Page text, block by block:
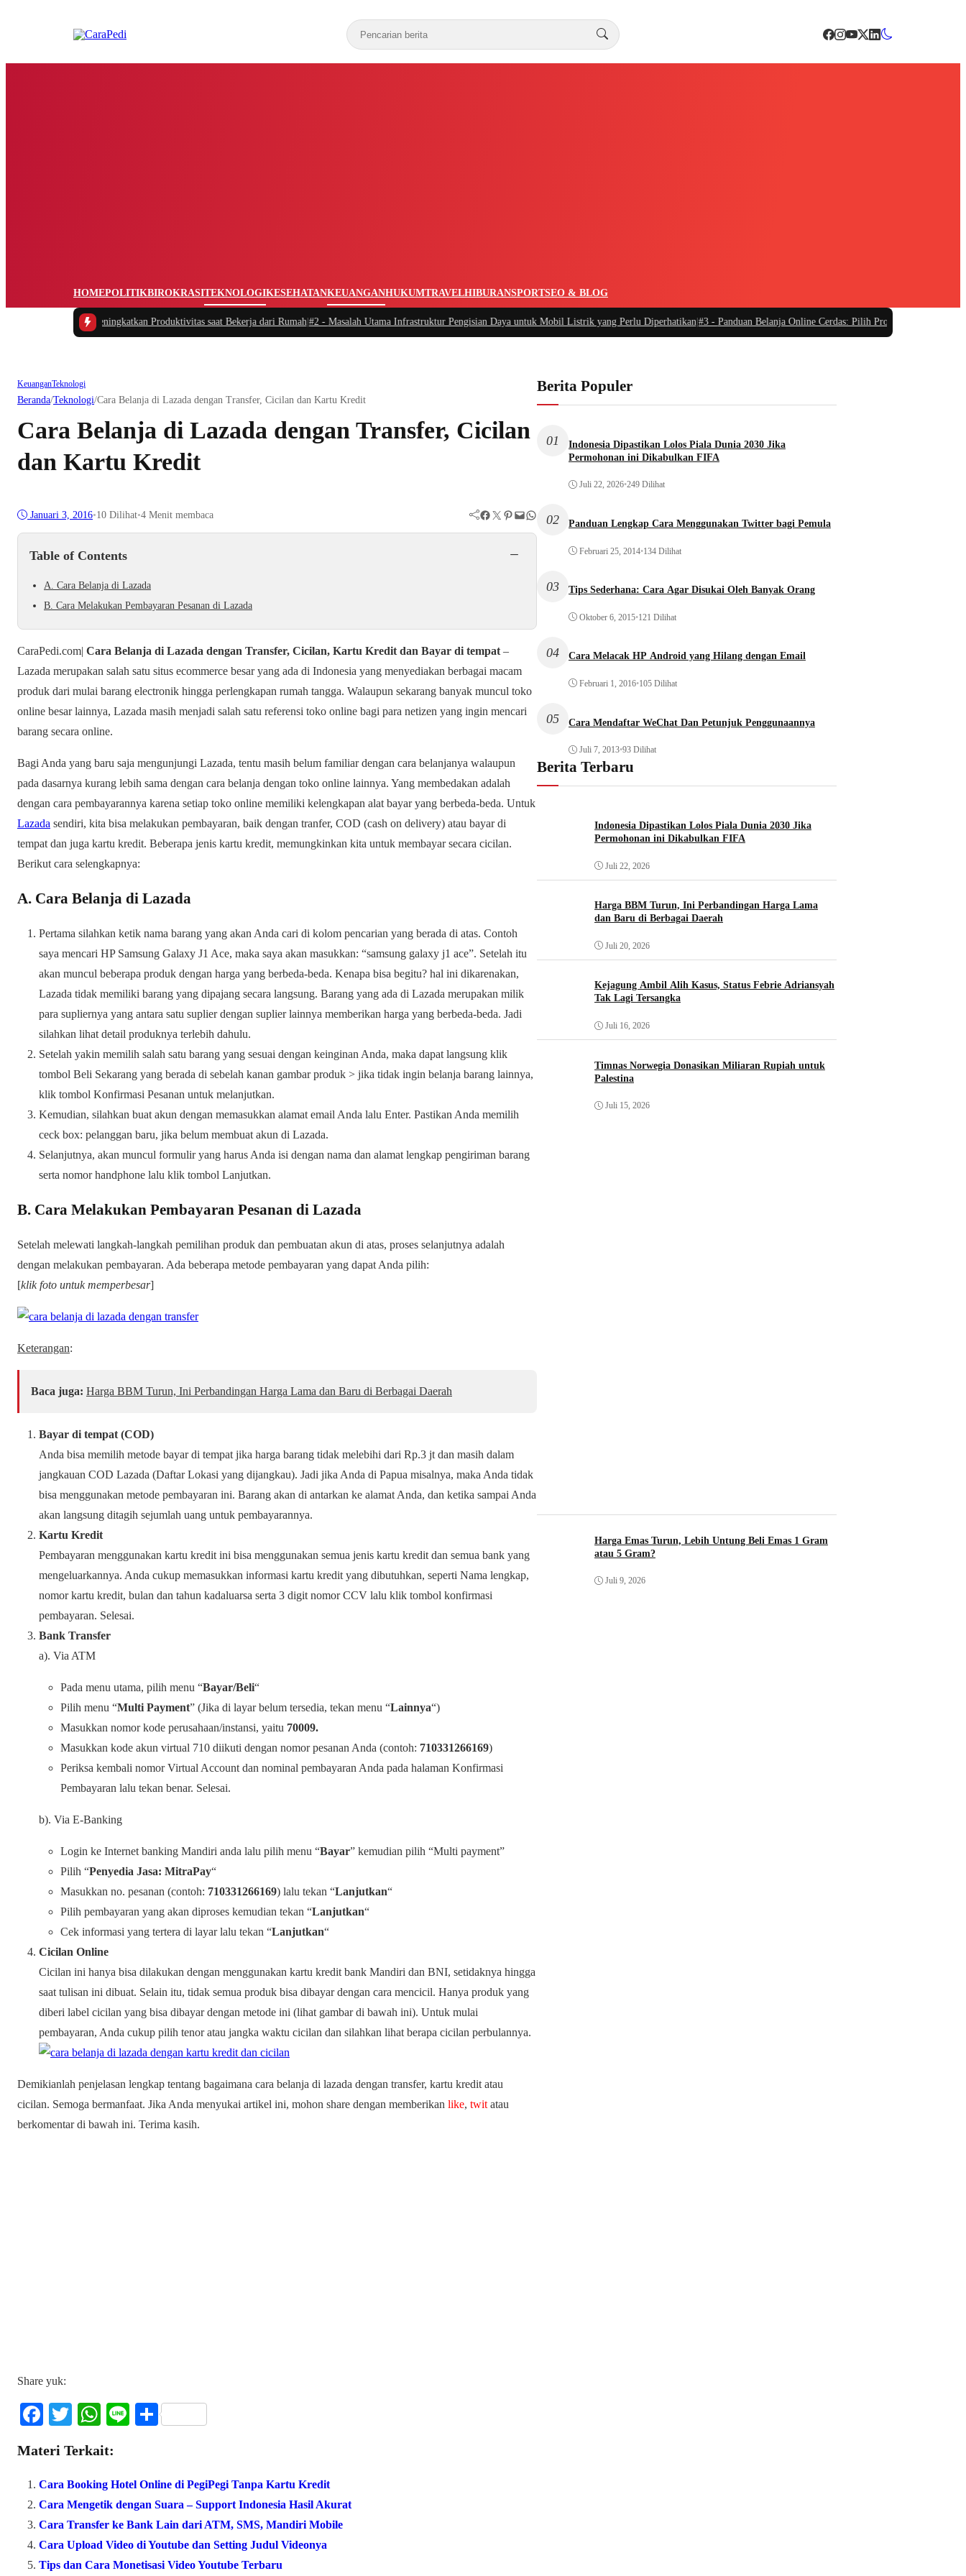
HOMEPOLITIKBIROKRASITEKNOLOGIKESEHATANKEUANGANHUKUMTRAVELHIBURANSPORTSEO & BLOG
Waktu dan Meningkatkan Produktivitas saat Bekerja dari Rumah|#2 - Masalah Utama Infrastruktur Pengisian Daya untuk Mobil Listrik yang Perlu Diperhatikan|#3 - Panduan Belanja Online Cerdas: Pilih Produk dengan Bijak dan
KeuanganTeknologi
Beranda/Teknologi/Cara Belanja di Lazada dengan Transfer, Cicilan dan Kartu Kredit
Cara Belanja di Lazada dengan Transfer, Cicilan
dan Kartu Kredit
Januari 3, 2016•10 Dilihat•4 Menit membaca Facebook Twitter Pinterest Mail WhatsApp
Table of Contents −
A. Cara Belanja di Lazada
B. Cara Melakukan Pembayaran Pesanan di Lazada
CaraPedi.com| Cara Belanja di Lazada dengan Transfer, Cicilan, Kartu Kredit dan Bayar di tempat–
Lazada merupakan salah satu situs ecommerce besar yang ada di Indonesia yang menyediakan berbagai macam
produk dari mulai barang electronik hingga perlengkapan rumah tangga. Walaupun sekarang banyak muncul toko
online besar lainnya, Lazada masih menjadi salah satu referensi toko online bagi para netizen yang ingin mencari
barang secara online.
Bagi Anda yang baru saja mengunjungi Lazada, tentu masih belum familiar dengan cara belanjanya walaupun
pada dasarnya kurang lebih sama dengan cara belanja dengan toko online lainnya. Yang membedakan adalah
dengan cara pembayarannya karena setiap toko online memiliki kelengkapan alat bayar yang berbeda-beda. Untuk
Lazada sendiri, kita bisa melakukan pembayaran, baik dengan tranfer, COD (cash on delivery) atau bayar di
tempat dan juga kartu kredit. Beberapa jenis kartu kredit, memungkinkan kita untuk membayar secara cicilan.
Berikut cara selengkapnya:
A. Cara Belanja di Lazada
Pertama silahkan ketik nama barang yang akan Anda cari di kolom pencarian yang berada di atas. Contoh
saya mencari HP Samsung Galaxy J1 Ace, maka saya akan masukkan: “samsung galaxy j1 ace”. Setelah itu
akan muncul beberapa produk dengan harga yang berbeda-beda. Kenapa bisa begitu? hal ini dikarenakan,
Lazada tidak memiliki barang yang dipajang secara langsung. Barang yang ada di Lazada merupakan milik
para supliernya yang antara satu suplier dengan suplier lainnya memberikan harga yang berbeda-beda. Jadi
silahkan lihat detail produknya terlebih dahulu.
Setelah yakin memilih salah satu barang yang sesuai dengan keinginan Anda, maka dapat langsung klik
tombol Beli Sekarang yang berada di sebelah kanan gambar produk > jika tidak ingin belanja barang lainnya,
klik tombol Konfirmasi Pesanan untuk melanjutkan.
Kemudian, silahkan buat akun dengan memasukkan alamat email Anda lalu Enter. Pastikan Anda memilih
ceck box: pelanggan baru, jika belum membuat akun di Lazada.
Selanjutnya, akan muncul formulir yang harus Anda isi dengan nama dan alamat lengkap pengiriman barang
serta nomor handphone lalu klik tombol Lanjutkan.
B. Cara Melakukan Pembayaran Pesanan di Lazada
Setelah melewati langkah-langkah pemilihan produk dan pembuatan akun di atas, proses selanjutnya adalah
dengan melakukan pembayaran. Ada beberapa metode pembayaran yang dapat Anda pilih:
[klik foto untuk memperbesar]
Keterangan:
Baca juga: Harga BBM Turun, Ini Perbandingan Harga Lama dan Baru di Berbagai Daerah
Bayar di tempat (COD)
Anda bisa memilih metode bayar di tempat jika harga barang tidak melebihi dari Rp.3 jt dan masih dalam
jangkauan COD Lazada (Daftar Lokasi yang dijangkau). Jadi jika Anda di Papua misalnya, maka Anda tidak
bisa menggunakan metode pembayaran ini. Barang akan di antarkan ke alamat Anda, dan ketika sampai Anda
akan langsung ditagih sejumlah uang untuk pembayarannya.
Kartu Kredit
Pembayaran menggunakan kartu kredit ini bisa menggunakan semua jenis kartu kredit dan semua bank yang
mengeluarkannya. Anda cukup memasukkan informasi kartu kredit yang dibutuhkan, seperti Nama lengkap,
nomor kartu kredit, bulan dan tahun kadaluarsa serta 3 digit nomor CCV lalu klik tombol konfirmasi
pembayaran. Selesai.
Bank Transfer
a). Via ATM
Pada menu utama, pilih menu “Bayar/Beli“
Pilih menu “Multi Payment” (Jika di layar belum tersedia, tekan menu “Lainnya“)
Masukkan nomor kode perusahaan/instansi, yaitu 70009.
Masukkan kode akun virtual 710 diikuti dengan nomor pesanan Anda (contoh: 710331266169)
Periksa kembali nomor Virtual Account dan nominal pembayaran Anda pada halaman Konfirmasi
Pembayaran lalu tekan benar. Selesai.
b). Via E-Banking
Login ke Internet banking Mandiri anda lalu pilih menu “Bayar” kemudian pilih “Multi payment”
Pilih “Penyedia Jasa: MitraPay“
Masukkan no. pesanan (contoh: 710331266169) lalu tekan “Lanjutkan“
Pilih pembayaran yang akan diproses kemudian tekan “Lanjutkan“
Cek informasi yang tertera di layar lalu tekan “Lanjutkan“
Cicilan Online
Cicilan ini hanya bisa dilakukan dengan menggunakan kartu kredit bank Mandiri dan BNI, setidaknya hingga
saat tulisan ini dibuat. Selain itu, tidak semua produk bisa dibayar dengan cara mencicil. Hanya produk yang
diberi label cicilan yang bisa dibayar dengan metode ini (lihat gambar di bawah ini). Untuk mulai
pembayaran, Anda cukup pilih tenor atau jangka waktu cicilan dan silahkan lihat berapa cicilan perbulannya.
Demikianlah penjelasan lengkap tentang bagaimana cara belanja di lazada dengan transfer, kartu kredit atau
cicilan. Semoga bermanfaat. Jika Anda menyukai artikel ini, mohon share dengan memberikan like, twitatau
berkomentar di bawah ini. Terima kasih.
Share yuk:
Fa
bo
ok
T
tte
r
W
ts
A
pp
Li S
Materi Terkait:
Cara Booking Hotel Online di PegiPegi Tanpa Kartu Kredit
Cara Mengetik dengan Suara – Support Indonesia Hasil Akurat
Cara Transfer ke Bank Lain dari ATM, SMS, Mandiri Mobile
Cara Upload Video di Youtube dan Setting Judul Videonya
Tips dan Cara Monetisasi Video Youtube Terbaru
Berita Populer
01
Indonesia Dipastikan Lolos Piala Dunia 2030 Jika
Permohonan ini Dikabulkan FIFA
Juli 22, 2026•249 Dilihat
02 Panduan Lengkap Cara Menggunakan Twitter bagi Pemula
Februari 25, 2014•134 Dilihat
03 Tips Sederhana: Cara Agar Disukai Oleh Banyak Orang
Oktober 6, 2015•121 Dilihat
04 Cara Melacak HP Android yang Hilang dengan Email
Februari 1, 2016•105 Dilihat
05 Cara Mendaftar WeChat Dan Petunjuk Penggunaannya
Juli 7, 2013•93 Dilihat
Berita Terbaru
Indonesia Dipastikan Lolos Piala Dunia 2030 Jika
Permohonan ini Dikabulkan FIFA
Juli 22, 2026
Harga BBM Turun, Ini Perbandingan Harga Lama
dan Baru di Berbagai Daerah
Juli 20, 2026
Kejagung Ambil Alih Kasus, Status Febrie Adriansyah
Tak Lagi Tersangka
Juli 16, 2026
Timnas Norwegia Donasikan Miliaran Rupiah untuk
Palestina
Juli 15, 2026
Harga Emas Turun, Lebih Untung Beli Emas 1 Gram
atau 5 Gram?
Juli 9, 2026